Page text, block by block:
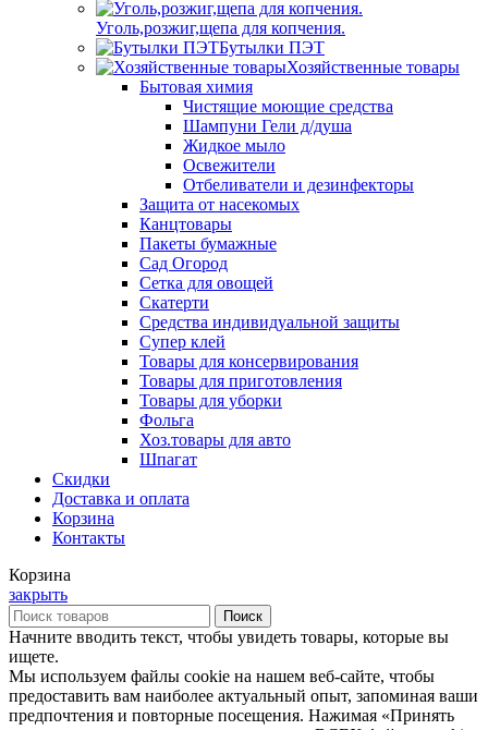
Уголь,розжиг,щепа для копчения.
Бутылки ПЭТ
Хозяйственные товары
Бытовая химия
Чистящие моющие средства
Шампуни Гели д/душа
Жидкое мыло
Освежители
Отбеливатели и дезинфекторы
Защита от насекомых
Канцтовары
Пакеты бумажные
Сад Огород
Сетка для овощей
Скатерти
Средства индивидуальной защиты
Супер клей
Товары для консервирования
Товары для приготовления
Товары для уборки
Фольга
Хоз.товары для авто
Шпагат
Скидки
Доставка и оплата
Корзина
Контакты
Корзина
закрыть
Поиск
Начните вводить текст, чтобы увидеть товары, которые вы
ищете.
Мы используем файлы cookie на нашем веб-сайте, чтобы
предоставить вам наиболее актуальный опыт, запоминая ваши
предпочтения и повторные посещения. Нажимая «Принять